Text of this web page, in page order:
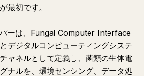
最初です。
ーは、Fungal Computer Interface
デジタルコンピューティングシステ
ャネルとして定義し、菌類の生体電
ナルを、環境センシング、データ処